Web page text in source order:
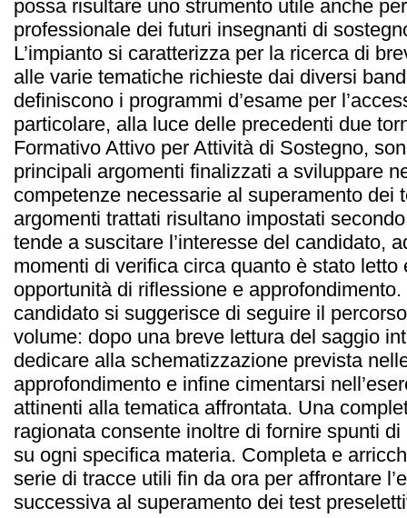
possa risultare uno strumento utile anche
professionale dei futuri insegnanti di
L’impianto si caratterizza per la ricerca di
alle varie tematiche richieste dai diversi
definiscono i programmi d’esame per
particolare, alla luce delle precedenti due
Formativo Attivo per Attività di Sostegno,
principali argomenti finalizzati a sviluppare
competenze necessarie al superamento dei
argomenti trattati risultano impostati
tende a suscitare l’interesse del candidato,
momenti di verifica circa quanto è stato letto
opportunità di riflessione e
candidato si suggerisce di seguire il
volume: dopo una breve lettura del saggio
dedicare alla schematizzazione prevista
approfondimento e infine cimentarsi
attinenti alla tematica affrontata. Una
ragionata consente inoltre di fornire spunti
su ogni specifica materia. Completa e
serie di tracce utili fin da ora per affrontare
successiva al superamento dei test